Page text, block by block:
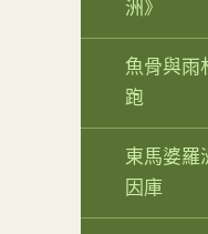
洲》
魚骨與雨
跑
東馬婆
因庫